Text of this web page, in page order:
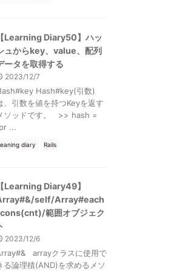
【Learning Diary50】ハッ
ュからkey、value、配列
ータを取得する
2023/12/7
Hash#key(引数)
、引数を値を持つKeyを返す
ソッドです。 >> hash =
...
diary Rails
【Learning Diary49】
self/Array#each
_cons(cnt)/範囲オブジェク
2023/12/6
arrayクラスに使用で
る論理積(AND)を求めるメソ